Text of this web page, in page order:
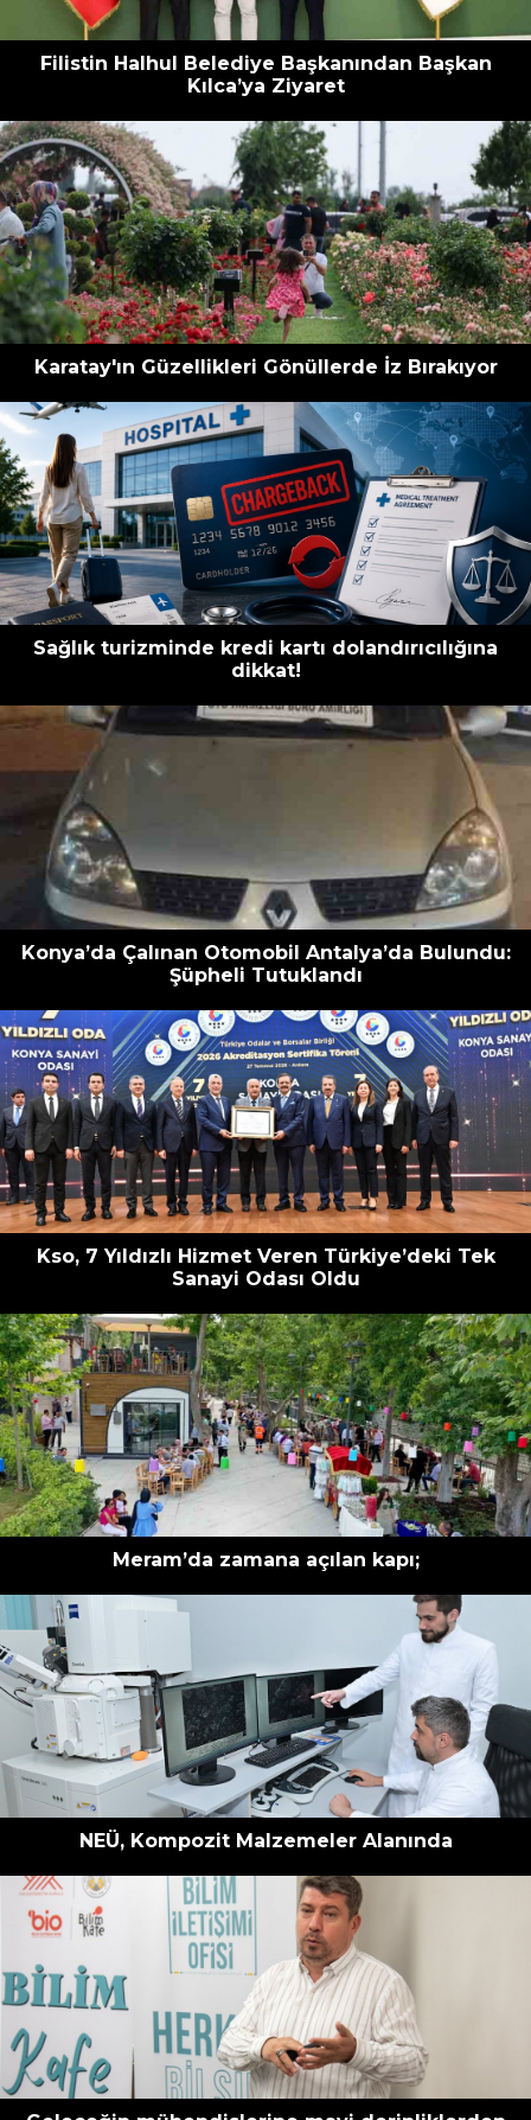
Filistin Halhul Belediye Başkanından Başkan
Kılca’ya Ziyaret
Karatay'ın Güzellikleri Gönüllerde İz Bırakıyor
Sağlık turizminde kredi kartı dolandırıcılığına
dikkat!
Konya’da Çalınan Otomobil Antalya’da Bulundu:
Şüpheli Tutuklandı
Kso, 7 Yıldızlı Hizmet Veren Türkiye’deki Tek
Sanayi Odası Oldu
Meram’da zamana açılan kapı;
NEÜ, Kompozit Malzemeler Alanında